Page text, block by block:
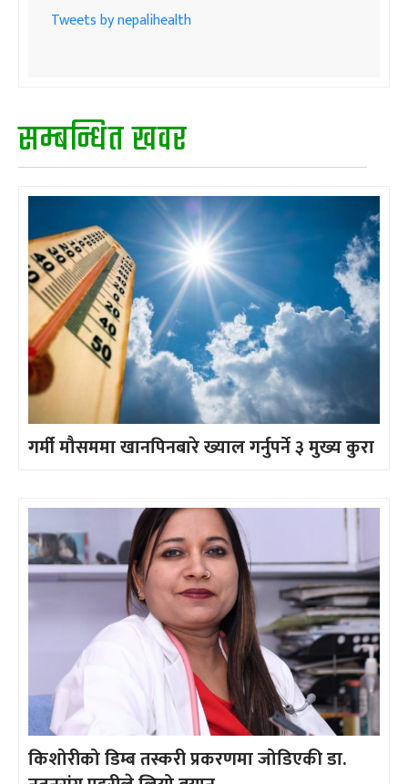
Tweets by nepalihealth
सम्बन्धित खवर
गर्मी मौसममा खानपिनबारे ख्याल गर्नुपर्ने ३ मुख्य कुरा
किशोरीको डिम्ब तस्करी प्रकरणमा जोडिएकी डा.